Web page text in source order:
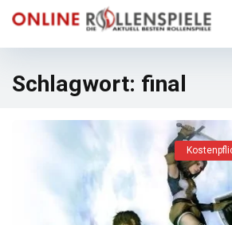
Schlagwort: final